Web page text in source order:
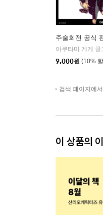
주술회전 공식
9,000원 (10%
검색 페이지에
이 상품의